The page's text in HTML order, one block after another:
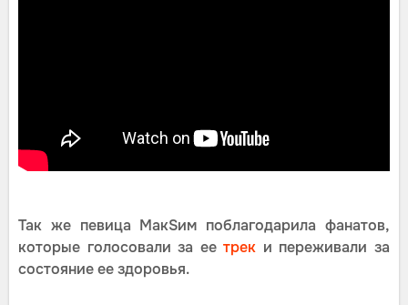
Так же певица МакSим поблагодарила фанатов,
которые голосовали за еетрек и переживали за
состояние ее здоровья.